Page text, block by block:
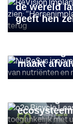
de wereld
geeft hen
DELOITTE FAST 50
maakt
DELOITTE FAST 50
ecosysteem